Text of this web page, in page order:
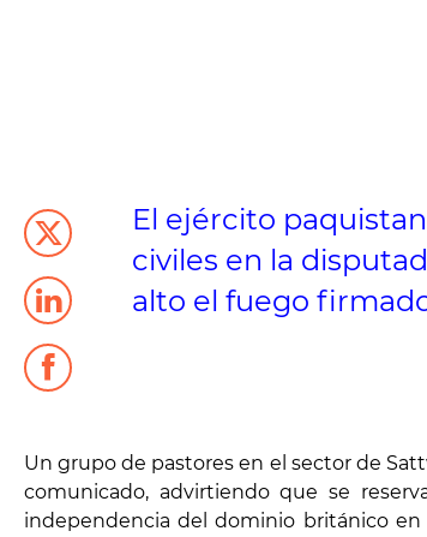
El ejército
civiles en la
alto el fuego
Un grupo de pastores en el sector de
comunicado, advirtiendo que se
independencia del dominio británico en